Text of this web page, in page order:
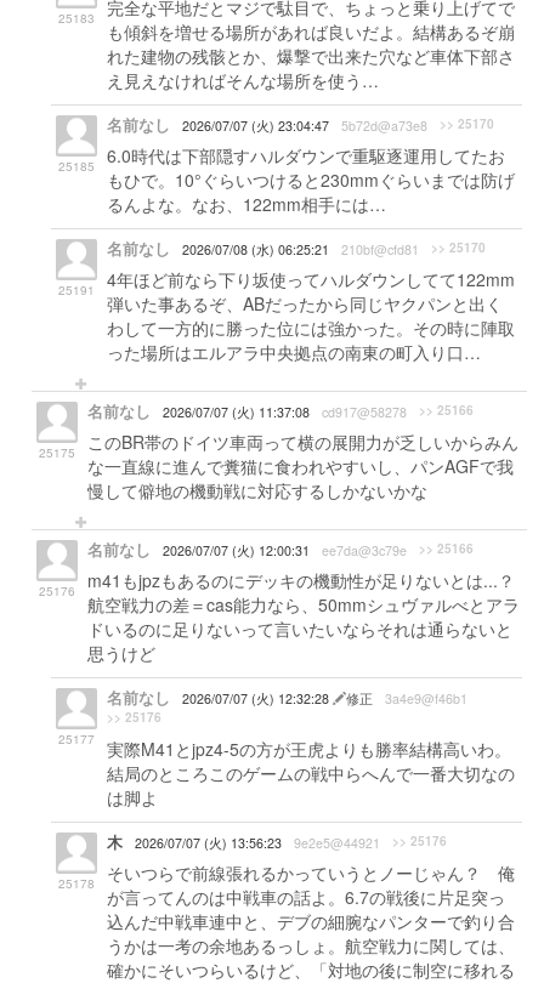
25183
完全な平地だとマジで駄目で、ちょっと乗り上げてで
も傾斜を増せる場所があれば良いだよ。結構あるぞ崩
れた建物の残骸とか、爆撃で出来た穴など車体下部さ
え見えなければそんな場所を使う…
25185
名前なし 2026/07/07 (火) 23:04:47 5b72d@a73e8 >> 25170
6.0時代は下部隠すハルダウンで重駆逐運用してたお
もひで。10°ぐらいつけると230mmぐらいまでは防げ
るんよな。なお、122mm相手には…
25191
名前なし 2026/07/08 (水) 06:25:21 210bf@cfd81 >> 25170
4年ほど前なら下り坂使ってハルダウンしてて122mm
弾いた事あるぞ、ABだったから同じヤクパンと出く
わして一方的に勝った位には強かった。その時に陣取
った場所はエルアラ中央拠点の南東の町入り口…
25175
名前なし 2026/07/07 (火) 11:37:08 cd917@58278 >> 25166
このBR帯のドイツ車両って横の展開力が乏しいからみん
な一直線に進んで糞猫に食われやすいし、パンAGFで我
慢して僻地の機動戦に対応するしかないかな
25176
名前なし 2026/07/07 (火) 12:00:31 ee7da@3c79e >> 25166
m41もjpzもあるのにデッキの機動性が足りないとは...？
航空戦力の差＝cas能力なら、50mmシュヴァルべとアラ
ドいるのに足りないって言いたいならそれは通らないと
思うけど
25177
名前なし 2026/07/07 (火) 12:32:28 修正 3a4e9@f46b1
>> 25176
実際M41とjpz4-5の方が王虎よりも勝率結構高いわ。
結局のところこのゲームの戦中らへんで一番大切なの
は脚よ
25178
木 2026/07/07 (火) 13:56:23 9e2e5@44921 >> 25176
そいつらで前線張れるかっていうとノーじゃん？ 俺
が言ってんのは中戦車の話よ。6.7の戦後に片足突っ
込んだ中戦車連中と、デブの細腕なパンターで釣り合
うかは一考の余地あるっしょ。航空戦力に関しては、
確かにそいつらいるけど、「対地の後に制空に移れる